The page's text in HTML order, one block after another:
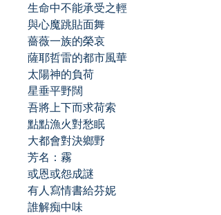
生命中不能承受之輕
與心魔跳貼面舞
薔薇一族的榮哀
薩耶哲雷的都市風華
太陽神的負荷
星垂平野闊
吾將上下而求荷索
點點漁火對愁眠
大都會對決鄉野
芳名：霧
或恩或怨成謎
有人寫情書給芬妮
誰解痴中味